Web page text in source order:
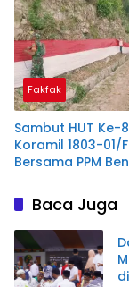
Bendera 1.200
Fakfak
Sambut HUT Ke-
Koramil 1803-01/
Bersama PPM
MeterBaca Juga